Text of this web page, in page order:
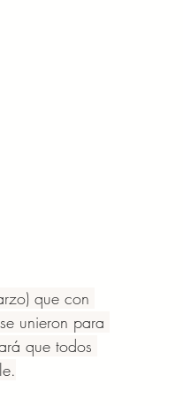
que con
se unieron para
que todos